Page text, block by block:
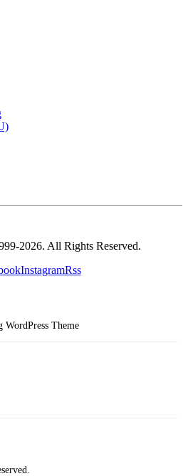
2026. All Rights Reserved.
InstagramRss
Theme